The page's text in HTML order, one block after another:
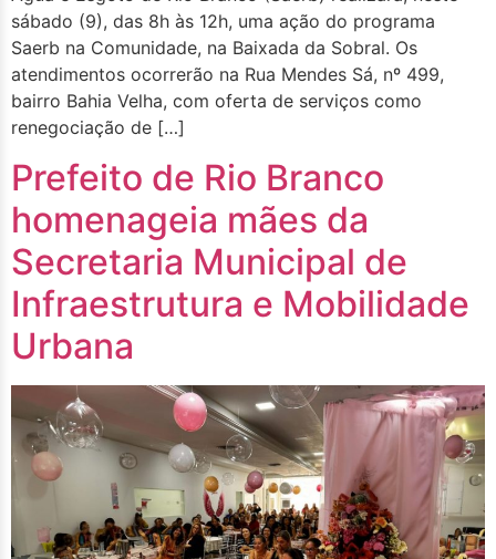
sábado (9), das 8h às 12h, uma ação do programa
Saerb na Comunidade, na Baixada da Sobral. Os
atendimentos ocorrerão na Rua Mendes Sá, nº 499,
bairro Bahia Velha, com oferta de serviços como
renegociação de […]
Prefeito de Rio Branco
homenageia mães da
Secretaria Municipal de
Infraestrutura e Mobilidade
Urbana